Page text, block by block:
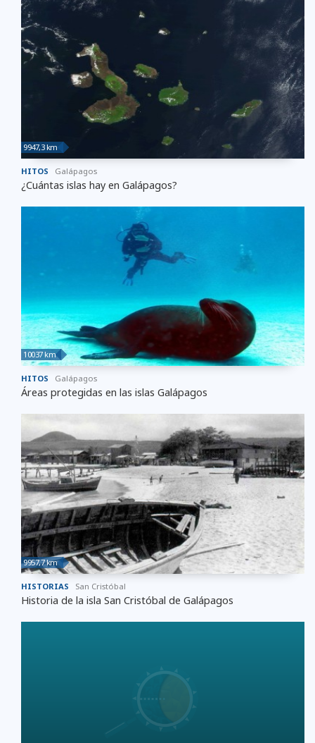
9947,3 km
HITOS Galápagos
¿Cuántas islas hay en Galápagos?
10037 km
HITOS Galápagos
Áreas protegidas en las islas Galápagos
9957,7 km
HISTORIAS San Cristóbal
Historia de la isla San Cristóbal de Galápagos